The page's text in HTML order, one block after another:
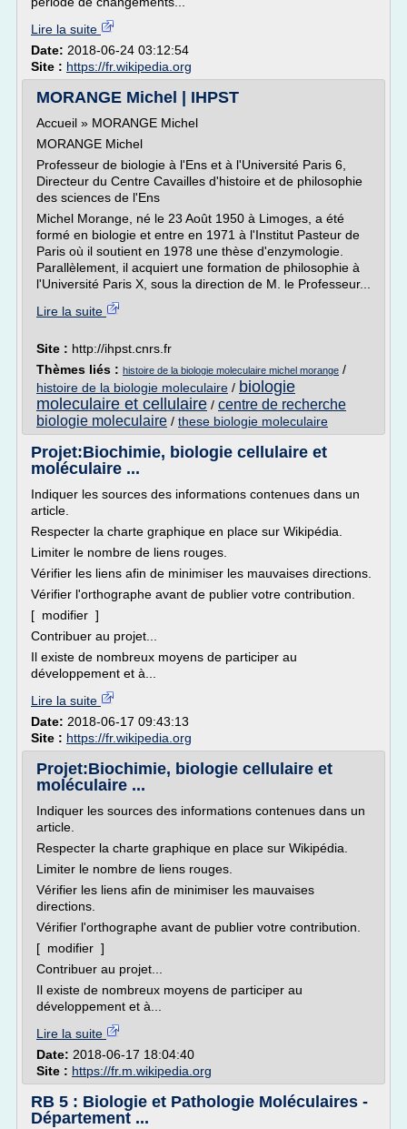
Lire la suite
Date: 2018-06-24 03:12:54
Site : https://fr.wikipedia.org
MORANGE Michel | IHPST
Accueil » MORANGE Michel
MORANGE Michel
Professeur de biologie à l'Ens et à l'Université Paris 6,
Directeur du Centre Cavailles d'histoire et de philosophie
des sciences de l'Ens
Michel Morange, né le 23 Août 1950 à Limoges, a été
formé en biologie et entre en 1971 à l'Institut Pasteur de
Paris où il soutient en 1978 une thèse d'enzymologie.
Parallèlement, il acquiert une formation de philosophie à
l'Université Paris X, sous la direction de M. le Professeur...
Lire la suite
Site : http://ihpst.cnrs.fr
Thèmes liés : histoire de la biologie moleculaire michel morange /
histoire de la biologie moleculaire / biologie
moleculaire et cellulaire / centre de recherche
biologie moleculaire / these biologie moleculaire
Projet:Biochimie, biologie cellulaire et
moléculaire ...
Indiquer les sources des informations contenues dans un
article.
Respecter la charte graphique en place sur Wikipédia.
Limiter le nombre de liens rouges.
Vérifier les liens afin de minimiser les mauvaises directions.
Vérifier l'orthographe avant de publier votre contribution.
[ modifier ]
Contribuer au projet...
Il existe de nombreux moyens de participer au
développement et à...
Lire la suite
Date: 2018-06-17 09:43:13
Site : https://fr.wikipedia.org
Projet:Biochimie, biologie cellulaire et
moléculaire ...
Indiquer les sources des informations contenues dans un
article.
Respecter la charte graphique en place sur Wikipédia.
Limiter le nombre de liens rouges.
Vérifier les liens afin de minimiser les mauvaises
directions.
Vérifier l'orthographe avant de publier votre contribution.
[ modifier ]
Contribuer au projet...
Il existe de nombreux moyens de participer au
développement et à...
Lire la suite
Date: 2018-06-17 18:04:40
Site : https://fr.m.wikipedia.org
RB 5 : Biologie et Pathologie Moléculaires -
Département ...